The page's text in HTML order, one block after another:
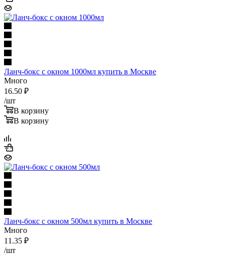
Ланч-бокс с окном 1000мл купить в Москве
Много
16.50 ₽
/шт
В корзину
В корзину
Ланч-бокс с окном 500мл купить в Москве
Много
11.35 ₽
/шт